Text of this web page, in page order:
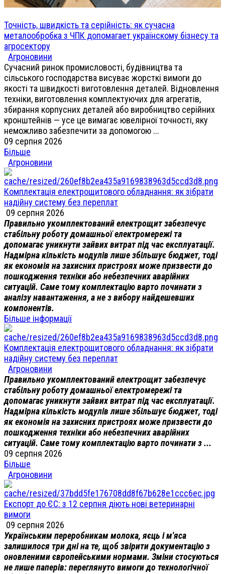
Точність, швидкість та серійність: як сучасна
металообробка з ЧПК допомагает українскому бізнесу та
агросектору
Агроновини
Сучасний ринок промисловості, будівництва та
сільського господарства висуває жорсткі вимоги до
якості та швидкості виготовлення деталей. Відновлення
техніки, виготовлення комплектуючих для агрегатів,
збирання корпусних деталей або виробництво серійних
кронштейнів — усе це вимагає ювелірної точності, яку
неможливо забезпечити за допомогою ...
09 серпня 2026
Більше
Агроновини
Комплектація електрощитового обладнання: як зібрати
надійну систему без переплат
09 серпня 2026
Правильно укомплектований електрощит забезпечує
стабільну роботу домашньої електромережі та
допомагає уникнути зайвих витрат під час експлуатації.
Надмірна кількість модулів лише збільшує бюджет, тоді
як економія на захисних пристроях може призвести до
пошкодження техніки або небезпечних аварійних
ситуацій. Саме тому комплектацію варто починати з
аналізу навантаження, а не з вибору найдешевших
компонентів.
Більше інформації
Комплектація електрощитового обладнання: як зібрати
надійну систему без переплат
Агроновини
Правильно укомплектований електрощит забезпечує
стабільну роботу домашньої електромережі та
допомагає уникнути зайвих витрат під час експлуатації.
Надмірна кількість модулів лише збільшує бюджет, тоді
як економія на захисних пристроях може призвести до
пошкодження техніки або небезпечних аварійних
ситуацій. Саме тому комплектацію варто починати з ...
09 серпня 2026
Більше
Агроновини
Експорт до ЄС: з 12 серпня діють нові ветеринарні
вимоги
09 серпня 2026
Українським переробникам молока, яєць і м'яса
залишилося три дні на те, щоб звірити документацію з
оновленими європейськими нормами. Зміни стосуються
не лише паперів: переглянуто вимоги до технологічної